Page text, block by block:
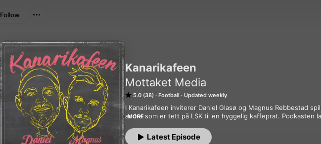
Kanarikafeen
Mottaket Media
5.0 (38) Football Updated weekly
I Kanarikafeen inviterer Daniel Glasø og Magnus Rebbestad
andre som er tett på LSK til en hyggelig kaffeprat. Podkasten
av Mottaket Media og inneholder annonsering.
MORE
Latest Episode
Follow